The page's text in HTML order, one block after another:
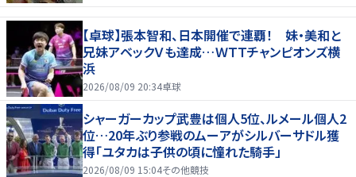
【卓球】張本智和、日本開催で連覇！ 妹・美和と
兄妹アベックＶも達成…ＷＴＴチャンピオンズ横
浜
2026/08/09 20:34卓球
シャーガーカップ武豊は個人5位、ルメール個人2
位…20年ぶり参戦のムーアがシルバーサドル獲
得「ユタカは子供の頃に憧れた騎手」
2026/08/09 15:04その他競技